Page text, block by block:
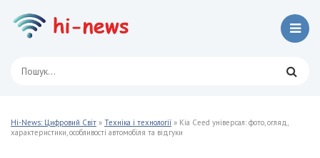
Hi-News: Цифровий Світ » Техніка і технології » Kia Ceed універсал: фото, огляд,
характеристики, особливості автомобіля та відгуки